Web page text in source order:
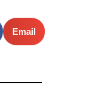
Email